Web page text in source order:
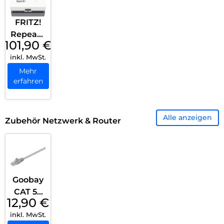
FRITZ!
Repeate
r 1200
AX Weiß
101,90 €
inkl. MwSt.
Mehr
erfahren
Zubehör Netzwerk & Router Alle anzeigen
Goobay
CAT 5e
Patchka
bel
12,90 €
inkl. MwSt.